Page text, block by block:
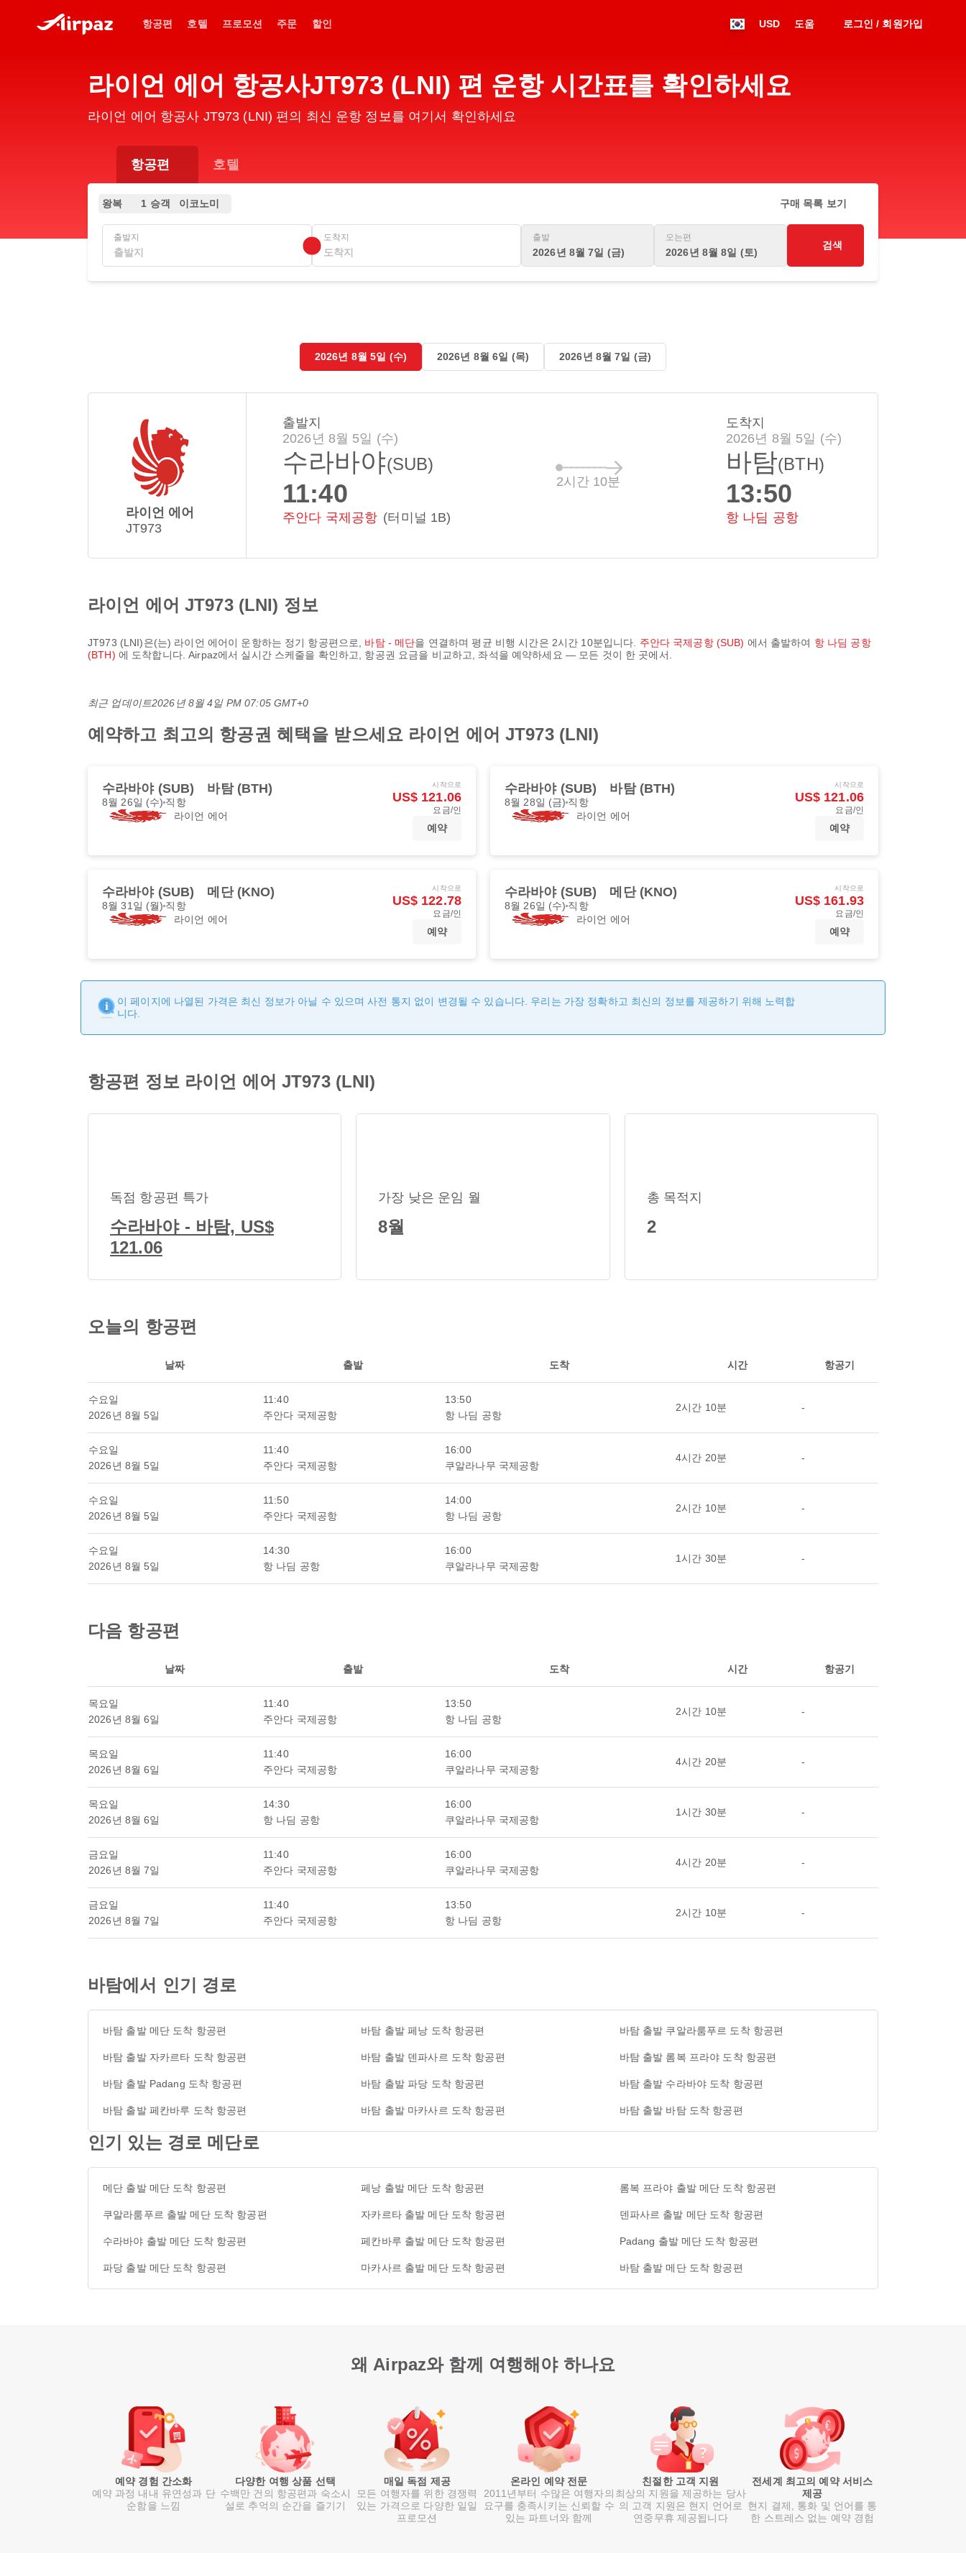
항공편 호텔 프로모션 주문 할인 USD 도움 로그인 / 회원가입
라이언 에어 항공사JT973 (LNI) 편 운항 시간표를 확인하세요
라이언 에어 항공사 JT973 (LNI) 편의 최신 운항 정보를 여기서 확인하세요
항공편 호텔
왕복 1 승객 이코노미 구매 목록 보기
출발지 도착지 출발
2026년 8월 7일 (금)
오는편
2026년 8월 8일 (토)
검색
2026년 8월 5일 (수) 2026년 8월 6일 (목) 2026년 8월 7일 (금)
라이언 에어
JT973
출발지
2026년 8월 5일 (수)
수라바야(SUB)
11:40
주안다 국제공항 (터미널 1B)
2시간 10분
도착지
2026년 8월 5일 (수)
바탐(BTH)
13:50
항 나딤 공항
라이언 에어 JT973 (LNI) 정보
JT973 (LNI)은(는) 라이언 에어이 운항하는 정기 항공편으로, 바탐 - 메단을 연결하며 평균 비행 시간은 2시간 10분입니다. 주안다 국제공항 (SUB) 에서 출발하여 항 나딤 공항
(BTH) 에 도착합니다. Airpaz에서 실시간 스케줄을 확인하고, 항공권 요금을 비교하고, 좌석을 예약하세요 — 모든 것이 한 곳에서.
최근 업데이트2026년 8월 4일 PM 07:05 GMT+0
예약하고 최고의 항공권 혜택을 받으세요 라이언 에어 JT973 (LNI)
수라바야 (SUB) 바탐 (BTH)
8월 26일 (수) 직항
라이언 에어
시작으로
US$ 121.06
요금/인
예약
수라바야 (SUB) 바탐 (BTH)
8월 28일 (금) 직항
라이언 에어
시작으로
US$ 121.06
요금/인
예약
수라바야 (SUB) 메단 (KNO)
8월 31일 (월) 직항
라이언 에어
시작으로
US$ 122.78
요금/인
예약
수라바야 (SUB) 메단 (KNO)
8월 26일 (수) 직항
라이언 에어
시작으로
US$ 161.93
요금/인
예약
이 페이지에 나열된 가격은 최신 정보가 아닐 수 있으며 사전 통지 없이 변경될 수 있습니다. 우리는 가장 정확하고 최신의 정보를 제공하기 위해 노력합
니다.
항공편 정보 라이언 에어 JT973 (LNI)
독점 항공편 특가
수라바야 - 바탐, US$
121.06
가장 낮은 운임 월
8월
총 목적지
2
오늘의 항공편
날짜 출발 도착 시간 항공기
수요일
2026년 8월 5일
11:40
주안다 국제공항
13:50
항 나딤 공항
2시간 10분 -
수요일
2026년 8월 5일
11:40
주안다 국제공항
16:00
쿠알라나무 국제공항
4시간 20분 -
수요일
2026년 8월 5일
11:50
주안다 국제공항
14:00
항 나딤 공항
2시간 10분 -
수요일
2026년 8월 5일
14:30
항 나딤 공항
16:00
쿠알라나무 국제공항
1시간 30분 -
다음 항공편
날짜 출발 도착 시간 항공기
목요일
2026년 8월 6일
11:40
주안다 국제공항
13:50
항 나딤 공항
2시간 10분 -
목요일
2026년 8월 6일
11:40
주안다 국제공항
16:00
쿠알라나무 국제공항
4시간 20분 -
목요일
2026년 8월 6일
14:30
항 나딤 공항
16:00
쿠알라나무 국제공항
1시간 30분 -
금요일
2026년 8월 7일
11:40
주안다 국제공항
16:00
쿠알라나무 국제공항
4시간 20분 -
금요일
2026년 8월 7일
11:40
주안다 국제공항
13:50
항 나딤 공항
2시간 10분 -
바탐에서 인기 경로
바탐 출발 메단 도착 항공편 바탐 출발 페낭 도착 항공편 바탐 출발 쿠알라룸푸르 도착 항공편
바탐 출발 자카르타 도착 항공편 바탐 출발 덴파사르 도착 항공편 바탐 출발 롬복 프라야 도착 항공편
바탐 출발 Padang 도착 항공편 바탐 출발 파당 도착 항공편 바탐 출발 수라바야 도착 항공편
바탐 출발 페칸바루 도착 항공편 바탐 출발 마카사르 도착 항공편 바탐 출발 바탐 도착 항공편
인기 있는 경로 메단로
메단 출발 메단 도착 항공편 페낭 출발 메단 도착 항공편 롬복 프라야 출발 메단 도착 항공편
쿠알라룸푸르 출발 메단 도착 항공편 자카르타 출발 메단 도착 항공편 덴파사르 출발 메단 도착 항공편
수라바야 출발 메단 도착 항공편 페칸바루 출발 메단 도착 항공편 Padang 출발 메단 도착 항공편
파당 출발 메단 도착 항공편 마카사르 출발 메단 도착 항공편 바탐 출발 메단 도착 항공편
왜 Airpaz와 함께 여행해야 하나요
예약 경험 간소화
예약 과정 내내 유연성과 단
순함을 느낌
다양한 여행 상품 선택
수백만 건의 항공편과 숙소시
설로 추억의 순간을 즐기기
매일 독점 제공
모든 여행자를 위한 경쟁력
있는 가격으로 다양한 일일
프로모션
온라인 예약 전문
2011년부터 수많은 여행자의
요구를 충족시키는 신뢰할 수
있는 파트너와 함께
친절한 고객 지원
최상의 지원을 제공하는 당사
의 고객 지원은 현지 언어로
연중무휴 제공됩니다
전세계 최고의 예약 서비스
제공
현지 결제, 통화 및 언어를 통
한 스트레스 없는 예약 경험